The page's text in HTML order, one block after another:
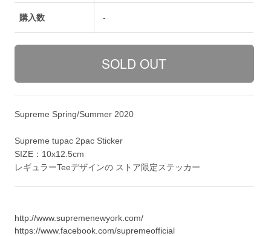
購入数 -
Supreme Spring/Summer 2020
Supreme tupac 2pac Sticker
SIZE：10x12.5cm
レギュラーTeeデザインの ストア限定ステッカー
http://www.supremenewyork.com/
https://www.facebook.com/supremeofficial